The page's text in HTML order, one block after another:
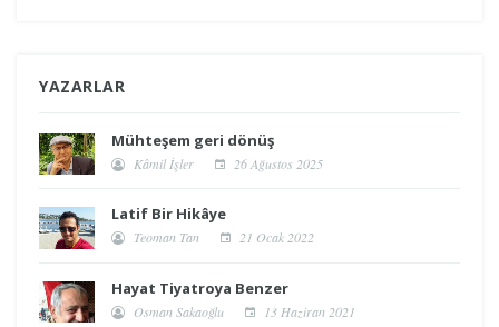
YAZARLAR
Mühteşem geri dönüş
Kâmil İşler 26 Ağustos 2025
Latif Bir Hikâye
Teoman Tan 21 Ocak 2022
Hayat Tiyatroya Benzer
Osman Sakaoğlu 13 Haziran 2021